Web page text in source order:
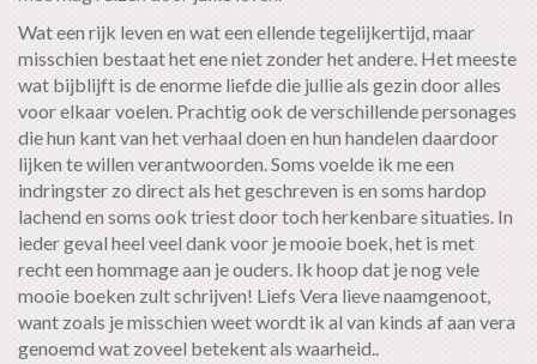
Wat een rijk leven en wat een ellende tegelijkertijd, maar
misschien bestaat het ene niet zonder het andere. Het meeste
wat bijblijft is de enorme liefde die jullie als gezin door alles
voor elkaar voelen. Prachtig ook de verschillende personages
die hun kant van het verhaal doen en hun handelen daardoor
lijken te willen verantwoorden. Soms voelde ik me een
indringster zo direct als het geschreven is en soms hardop
lachend en soms ook triest door toch herkenbare situaties. In
ieder geval heel veel dank voor je mooie boek, het is met
recht een hommage aan je ouders. Ik hoop dat je nog vele
mooie boeken zult schrijven! Liefs Vera lieve naamgenoot,
want zoals je misschien weet wordt ik al van kinds af aan vera
genoemd wat zoveel betekent als waarheid..